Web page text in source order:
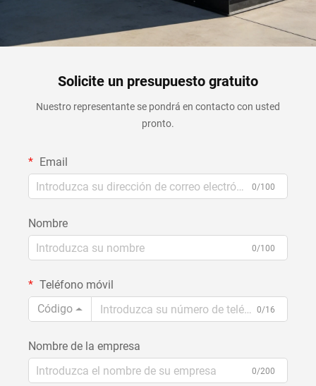
Solicite un presupuesto gratuito
Nuestro representante se pondrá en contacto con usted
pronto.
Email
0/100
Nombre
0/100
Teléfono móvil
Código
0/16
Nombre de la empresa
0/200